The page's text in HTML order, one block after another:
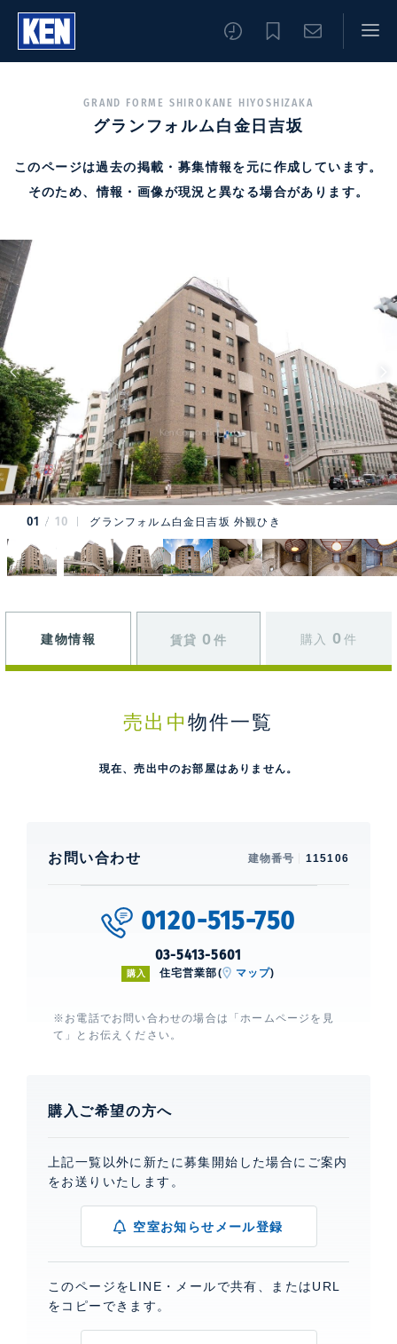
GRAND FORME SHIROKANE HIYOSHIZAKA
グランフォルム白金日吉坂
このページは過去の掲載・募集情報を元に作成しています。
そのため、情報・画像が現況と異なる場合があります。
01 10 グランフォルム白金日吉坂 外観ひき
建物情報 賃貸 0 件 購入 0 件
売出中 物件一覧
現在、売出中のお部屋はありません。
お問い合わせ 建物番号 115106
0120-515-750
03-5413-5601
購入 住宅営業部( マップ)
※お電話でお問い合わせの場合は「ホームページを見
て」とお伝えください。
購入ご希望の方へ
上記一覧以外に新たに募集開始した場合にご案内
をお送りいたします。
空室お知らせメール登録
このページをLINE・メールで共有、またはURL
をコピーできます。